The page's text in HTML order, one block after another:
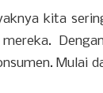
kita
Mulai